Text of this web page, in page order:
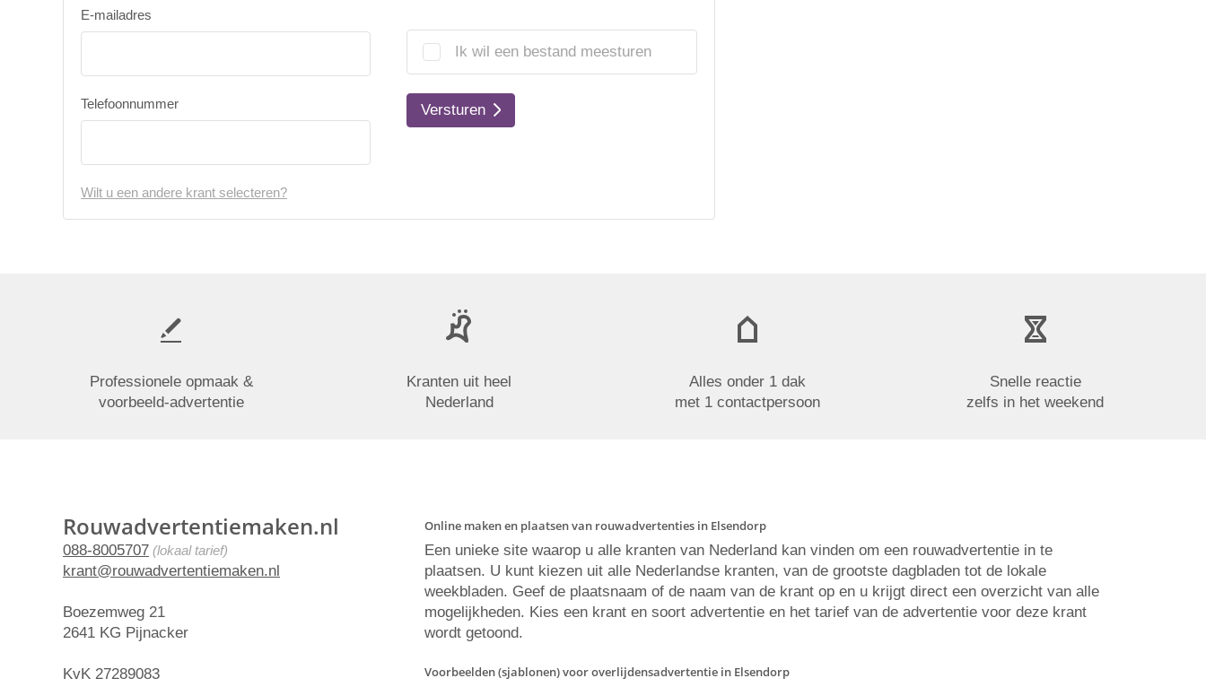
E-mailadres
Telefoonnummer
Ik wil een bestand meesturen
Versturen
Wilt u een andere krant selecteren?
Professionele opmaak &
voorbeeld-advertentie
Kranten uit heel
Nederland
Alles onder 1 dak
met 1 contactpersoon
Snelle reactie
zelfs in het weekend
Rouwadvertentiemaken.nl
088-8005707 (lokaal tarief)
krant@rouwadvertentiemaken.nl
Boezemweg 21
2641 KG Pijnacker
KvK 27289083
Online maken en plaatsen van rouwadvertenties in Elsendorp
Een unieke site waarop u alle kranten van Nederland kan vinden om een rouwadvertentie in te
plaatsen. U kunt kiezen uit alle Nederlandse kranten, van de grootste dagbladen tot de lokale
weekbladen. Geef de plaatsnaam of de naam van de krant op en u krijgt direct een overzicht van alle
mogelijkheden. Kies een krant en soort advertentie en het tarief van de advertentie voor deze krant
wordt getoond.
Voorbeelden (sjablonen) voor overlijdensadvertentie in Elsendorp